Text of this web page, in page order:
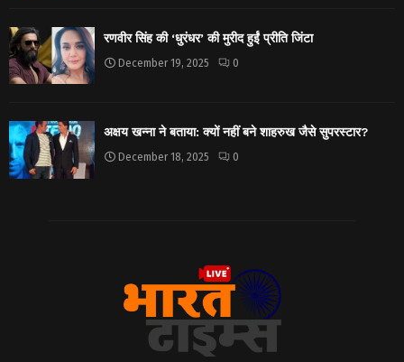
रणवीर सिंह की ‘धुरंधर’ की मुरीद हुईं प्रीति जिंटा
December 19, 2025 0
अक्षय खन्ना ने बताया: क्यों नहीं बने शाहरुख जैसे सुपरस्टार?
December 18, 2025 0